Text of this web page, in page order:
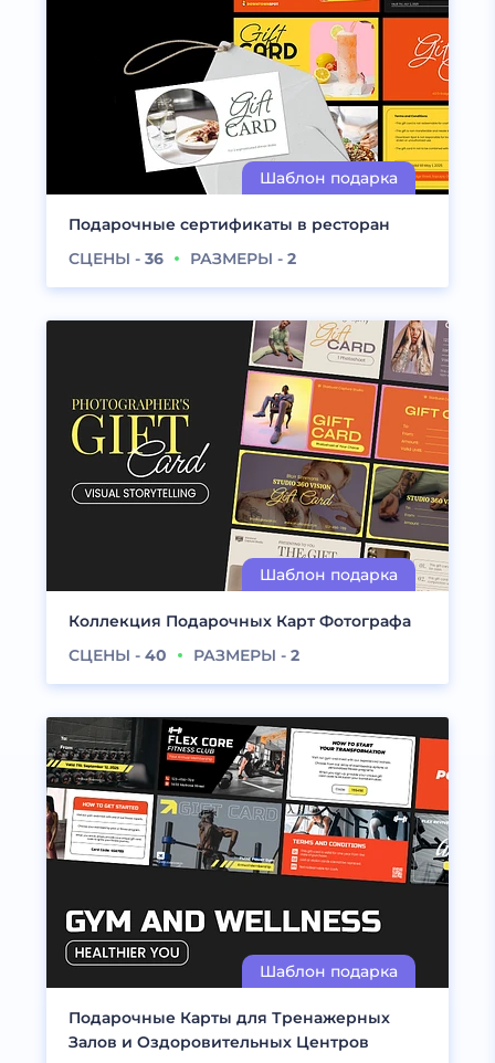
Подарочные сертификаты в ресторан
СЦЕНЫ - 36 РАЗМЕРЫ - 2
Коллекция Подарочных Карт Фотографа
СЦЕНЫ - 40 РАЗМЕРЫ - 2
Подарочные Карты для Тренажерных
Залов и Оздоровительных Центров